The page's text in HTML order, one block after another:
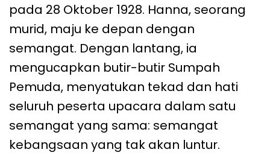
pada 28 Oktober 1928. Hanna, seorang
murid, maju ke depan dengan
semangat. Dengan lantang, ia
mengucapkan butir-butir Sumpah
Pemuda, menyatukan tekad dan hati
seluruh peserta upacara dalam satu
semangat yang sama: semangat
kebangsaan yang tak akan luntur.